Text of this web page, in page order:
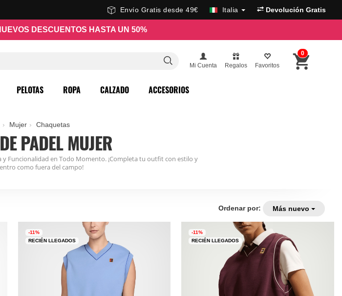
Envío Gratis desde 49€ Italia Devolución Gratis
DESCUENTOS HASTA UN 50%
Mi Cuenta Regalos Favoritos
0
PELOTAS ROPA CALZADO ACCESORIOS
Mujer Chaquetas
PADEL MUJER
y Funcionalidad en Todo Momento. ¡Completa tu outfit con estilo y
como fuera del campo!
Ordenar por: Más nuevo
-11%
RECIÉN LLEGADOS
-11%
RECIÉN LLEGADOS